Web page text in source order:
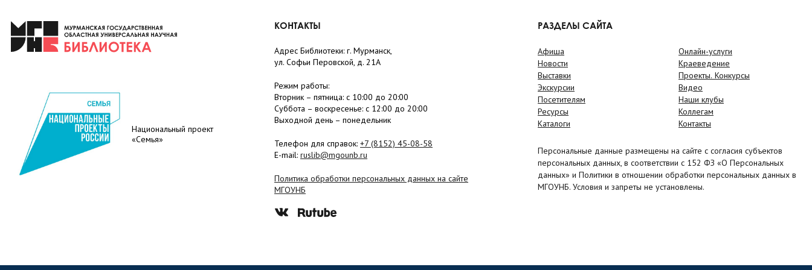
Национальный проект
«Семья»
КОНТАКТЫ
Адрес Библиотеки: г. Мурманск,
ул. Софьи Перовской, д. 21А
Режим работы:
Вторник – пятница: с 10:00 до 20:00
Суббота – воскресенье: c 12:00 до 20:00
Выходной день – понедельник
Телефон для справок: +7 (8152) 45-08-58
E-mail: ruslib@mgounb.ru
Политика обработки персональных данных на сайте
МГОУНБ
РАЗДЕЛЫ САЙТА
Афиша
Новости
Выставки
Экскурсии
Посетителям
Ресурсы
Каталоги
Онлайн-услуги
Краеведение
Проекты. Конкурсы
Видео
Наши клубы
Коллегам
Контакты
Персональные данные размещены на сайте с согласия субъектов
персональных данных, в соответствии с 152 ФЗ «О Персональных
данных» и Политики в отношении обработки персональных данных в
МГОУНБ. Условия и запреты не установлены.